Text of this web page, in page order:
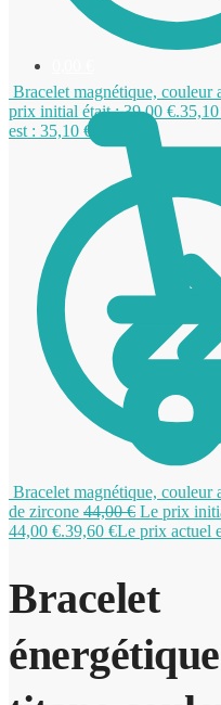
0
Bracelet magnétique, couleur
prix initial était : 39,00 €.35,10
est : 35,10 €.
Bracelet magnétique, couleur
de zircone 44,00€ Le prix
44,00 €.39,60 €Le prix actuel
Bracelet